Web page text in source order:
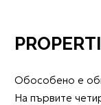
Обособено e
На първите